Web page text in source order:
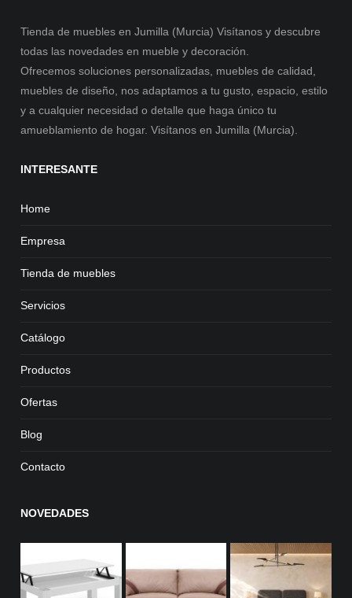
Tienda de muebles en Jumilla (Murcia) Visítanos y descubre
todas las novedades en mueble y decoración.
Ofrecemos soluciones personalizadas, muebles de calidad,
muebles de diseño, nos adaptamos a tu gusto, espacio, estilo
y a cualquier necesidad o detalle que haga único tu
amueblamiento de hogar. Visítanos en Jumilla (Murcia).
INTERESANTE
Home
Empresa
Tienda de muebles
Servicios
Catálogo
Productos
Ofertas
Blog
Contacto
NOVEDADES